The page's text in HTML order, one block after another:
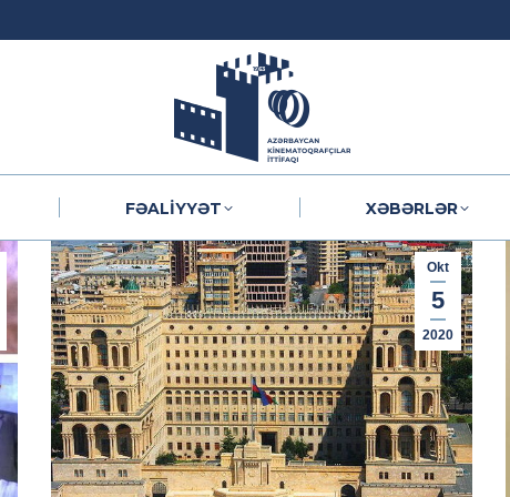
FƏALIYYƏT XƏBƏRLƏR
Okt
5
2020